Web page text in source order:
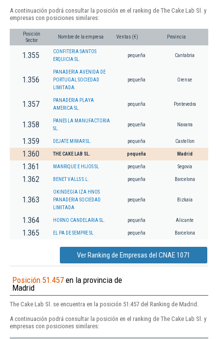
A continuación podrá consultar la posición en el ranking de The Cake Lab Sl. y
empresas con posiciones similares:
Posición
Sector
Nombre de la empresa Ventas (€) Provincia
1.355
CONFITERIA SANTOS
ERQUICIA SL.
pequeña Cantabria
1.356
PANADERIA AVENIDA DE
PORTUGAL SOCIEDAD
LIMITADA.
pequeña Orense
1.357
PANADERIA PLAYA
AMERICA SL.
pequeña Pontevedra
1.358
PANES LA MANUFACTORIA
SL.
pequeña Navarra
1.359 DEJATE MIMAR SL. pequeña Castellon
1.360 THE CAKE LAB SL. pequeña Madrid
1.361 MANRIQUE E HIJOS SL pequeña Segovia
1.362 BENET VALLS S.L. pequeña Barcelona
1.363
OKINDEGIA IZA HNOS
PANADERIA SOCIEDAD
LIMITADA
pequeña Bizkaia
1.364 HORNO CANDELARIA SL. pequeña Alicante
1.365 EL PA DE SEMPRE SL pequeña Barcelona
Ver Ranking de Empresas del CNAE 1071
Posición 51.457 en la provincia de
Madrid
The Cake Lab Sl. se encuentra en la posición 51.457 del Ranking de Madrid.
A continuación podrá consultar la posición en el ranking de The Cake Lab Sl. y
empresas con posiciones similares: